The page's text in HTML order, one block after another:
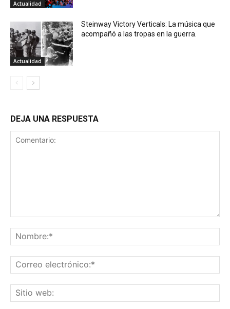
Actualidad
Actualidad
Steinway Victory Verticals: La música que
acompañó a las tropas en la guerra.
DEJA UNA RESPUESTA